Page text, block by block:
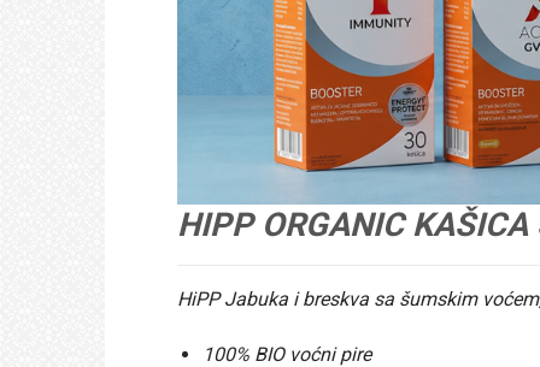
HIPP ORGANIC
HiPP Jabuka i breskva sa šumskim
100% BIO voćni pire